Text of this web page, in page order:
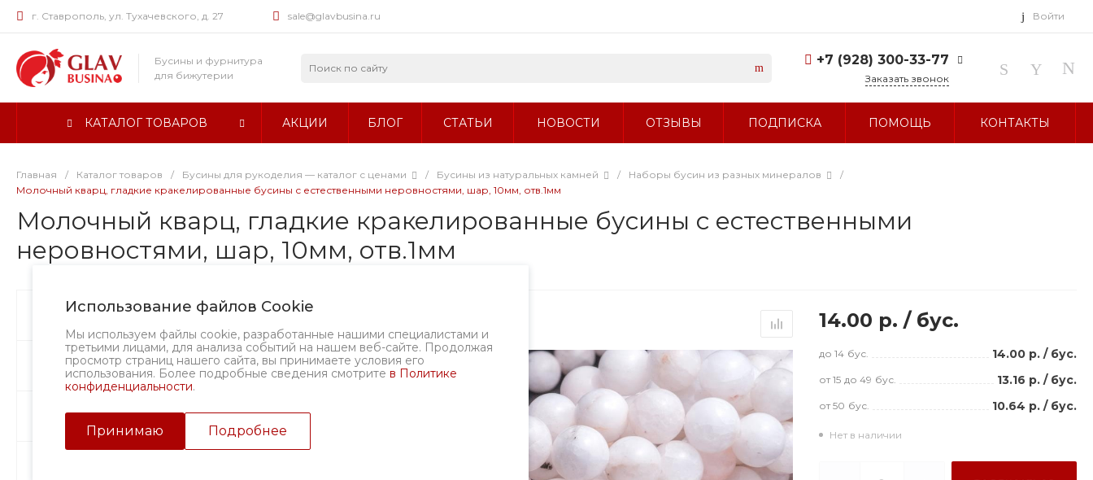
г. Ставрополь, ул. Тухачевского, д. 27 sale@glavbusina.ru Войти
Бусины и фурнитура
для бижутерии
+7 (928) 300-33-77
г. Ставрополь, ул.
sale@glavbusina.ru
Заказать звонок
КАТАЛОГ ТОВАРОВ АКЦИИ БЛОГ СТАТЬИ НОВОСТИ ОТЗЫВЫ ПОДПИСКА ПОМОЩЬ КОНТАКТЫ
Главная / Каталог товаров / Бусины для рукоделия — каталог с ценами / Бусины из натуральных камней / Наборы бусин из разных минералов
/
Молочный кварц, гладкие кракелированные бусины с естественными неровностями, шар, 10мм, отв.1мм
Молочный кварц, гладкие кракелированные бусины с естественными
неровностями, шар, 10мм, отв.1мм
Использование файлов Cookie
Мы используем файлы cookie, разработанные нашими специалистами и
третьими лицами, для анализа событий на нашем веб-сайте. Продолжая
просмотр страниц нашего сайта, вы принимаете условия его
использования. Более подробные сведения смотрите в Политике
конфиденциальности.
Принимаю Подробнее
Бусины
Фурнитура
Подвески и кулоны
14.00 р./ бус.
до 14 бус. 14.00 р. / бус.
от 15 до 49 бус. 13.16 р. / бус.
от 50 бус. 10.64 р. / бус.
Нет в наличии